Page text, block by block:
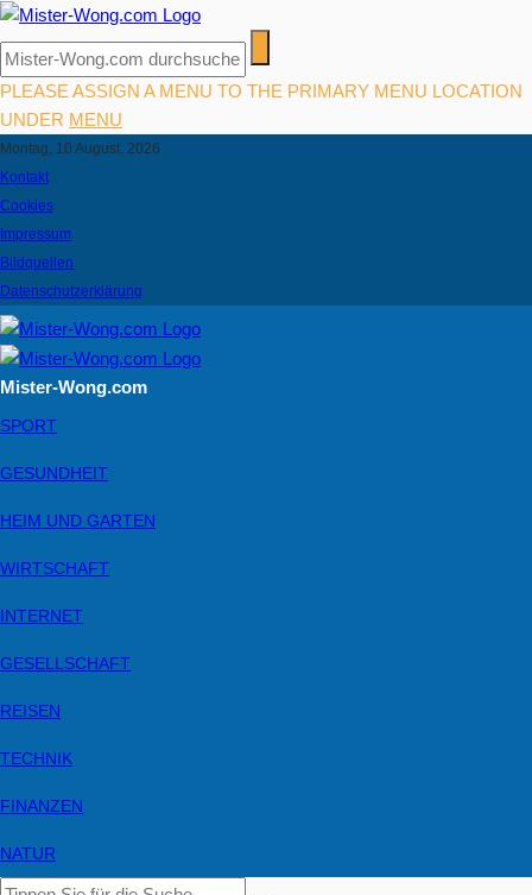
PLEASE ASSIGN A MENU TO THE PRIMARY MENU LOCATION
UNDER MENU
Montag, 10 August, 2026
Kontakt
Cookies
Impressum
Bildquellen
Datenschutzerklärung
Mister-Wong.com
SPORT
GESUNDHEIT
HEIM UND GARTEN
WIRTSCHAFT
INTERNET
GESELLSCHAFT
REISEN
TECHNIK
FINANZEN
NATUR